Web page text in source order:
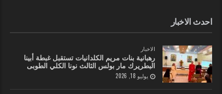
احدث الاخبار
الاخبار
رهبانية بنات مريم الكلدانيات تستقبل غبطة أبينا
البطريرك مار بولس الثالث نونا الكلي الطوبى
يوليو 18, 2026